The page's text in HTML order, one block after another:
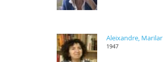
Aleixandre, Marilar
1947